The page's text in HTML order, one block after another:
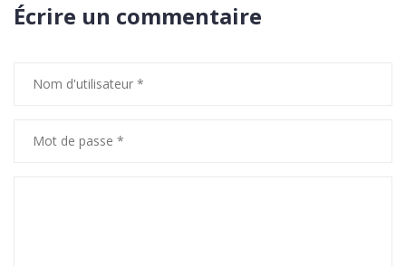
Écrire un commentaire